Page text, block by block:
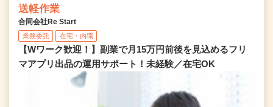
送軽作業
合同会社Re Start
業務委託 在宅・内職
【Wワーク歓迎！】副業で月15万円前後を見込めるフリ
マアプリ出品の運用サポート！未経験／在宅OK